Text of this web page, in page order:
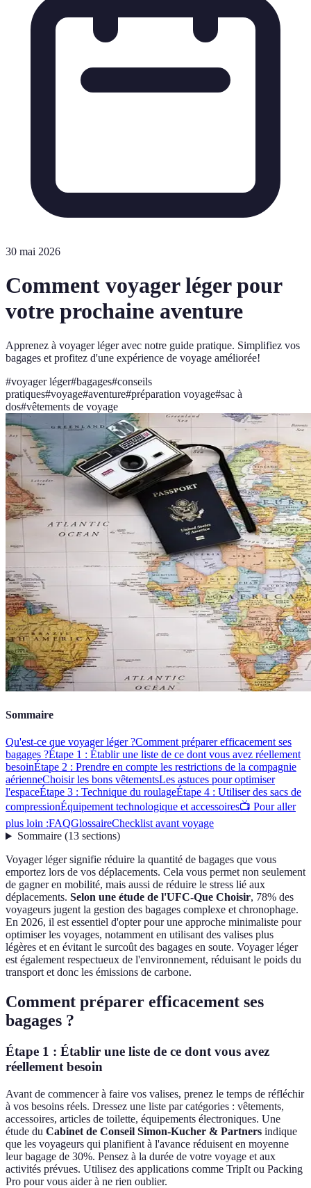
30 mai 2026
Comment voyager léger pour
votre prochaine aventure
Apprenez à voyager léger avec notre guide pratique. Simplifiez vos
bagages et profitez d'une expérience de voyage améliorée!
#voyager léger#bagages#conseils
pratiques#voyage#aventure#préparation voyage#sac à
dos#vêtements de voyage
Sommaire
Qu'est-ce que voyager léger ?Comment préparer efficacement ses
bagages ?Étape 1 : Établir une liste de ce dont vous avez réellement
besoinÉtape 2 : Prendre en compte les restrictions de la compagnie
aérienneChoisir les bons vêtementsLes astuces pour optimiser
l'espaceÉtape 3 : Technique du roulageÉtape 4 : Utiliser des sacs de
compressionÉquipement technologique et accessoires📺 Pour aller
plus loin :FAQGlossaireChecklist avant voyage
Sommaire(13 sections)
Voyager léger signifie réduire la quantité de bagages que vous
emportez lors de vos déplacements. Cela vous permet non seulement
de gagner en mobilité, mais aussi de réduire le stress lié aux
déplacements. Selon une étude de l'UFC-Que Choisir, 78% des
voyageurs jugent la gestion des bagages complexe et chronophage.
En 2026, il est essentiel d'opter pour une approche minimaliste pour
optimiser les voyages, notamment en utilisant des valises plus
légères et en évitant le surcoût des bagages en soute. Voyager léger
est également respectueux de l'environnement, réduisant le poids du
transport et donc les émissions de carbone.
Comment préparer efficacement ses
bagages ?
Étape 1 : Établir une liste de ce dont vous avez
réellement besoin
Avant de commencer à faire vos valises, prenez le temps de réfléchir
à vos besoins réels. Dressez une liste par catégories : vêtements,
accessoires, articles de toilette, équipements électroniques. Une
étude du Cabinet de Conseil Simon-Kucher & Partners indique
que les voyageurs qui planifient à l'avance réduisent en moyenne
leur bagage de 30%. Pensez à la durée de votre voyage et aux
activités prévues. Utilisez des applications comme TripIt ou Packing
Pro pour vous aider à ne rien oublier.